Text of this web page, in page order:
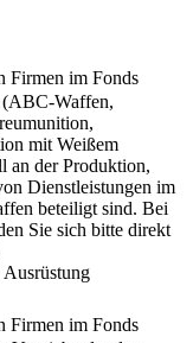
Firmen im Fonds
(ABC-Waffen,
mit Weißem
an der Produktion,
Dienstleistungen im
beteiligt sind. Bei
Sie sich bitte direkt
Firmen im Fonds